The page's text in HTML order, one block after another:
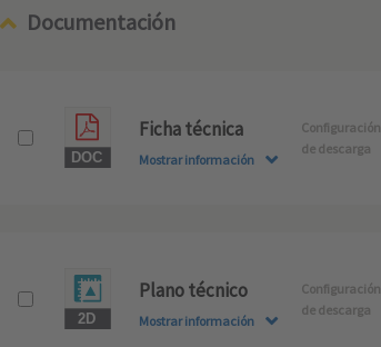
Documentación
Ficha técnica
Mostrar información
Configuración
de descarga
Plano técnico
Mostrar información
Configuración
de descarga